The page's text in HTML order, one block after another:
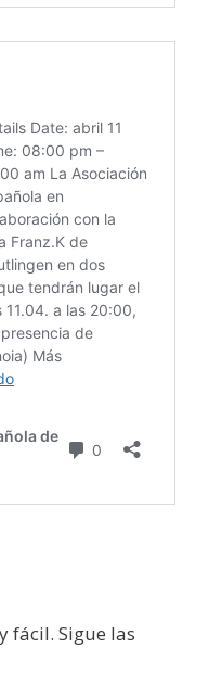
fácil. Sigue las